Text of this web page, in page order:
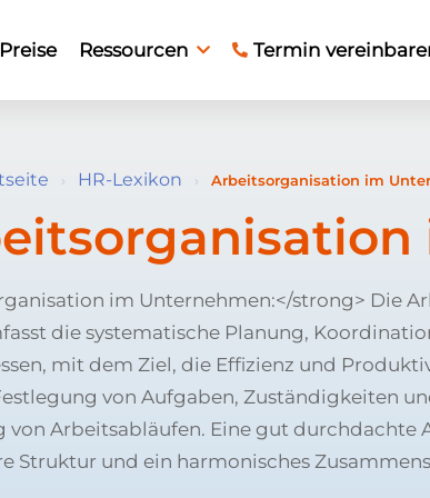
Preise Ressourcen Termin
› HR-Lexikon › Arbeitsorganisation im
im Unternehmen:</strong> Die
die systematische Planung,
mit dem Ziel, die Effizienz und
von Aufgaben, Zuständigkeiten
Arbeitsabläufen. Eine gut durchdachte
Struktur und ein harmonisches